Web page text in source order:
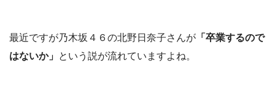
最近ですが乃木坂４６の北野日奈子さんが 「卒業するので
はないか」 という説が流れていますよね。